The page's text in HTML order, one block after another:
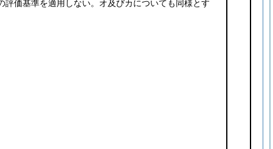
評価基準を適用しない。オ及びカについても同様とす